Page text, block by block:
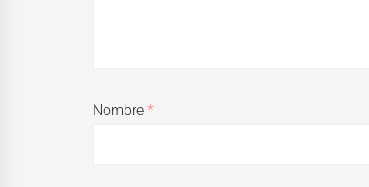
Nombre*